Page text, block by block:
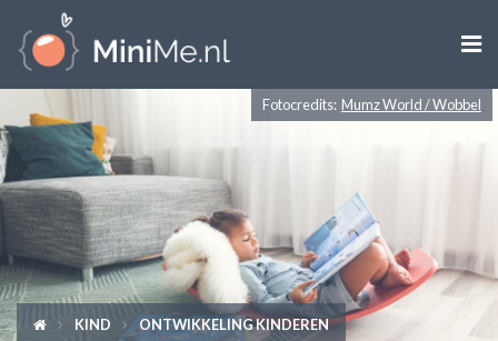

ZWANGER WORDEN
ZWANGER
BABY
PEUTER
KIND
Fotocredits: Mumz World / Wobbel
KIND ONTWIKKELING KINDEREN